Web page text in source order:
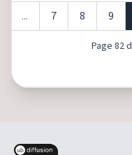
... 7 8 9
Page 82